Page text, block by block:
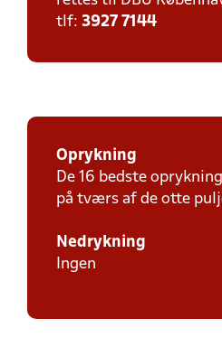
tlf: 3927 7144
Oprykning
De 16 bedste
på tværs af de otte
Nedrykning
Ingen